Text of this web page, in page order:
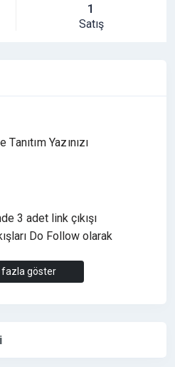
1
Satış
Yazınızı
3 adet link çıkışı
Do Follow olarak
Yasa dışı olan sitelerin
her hangi bir sorun
yıl yayında kalmaktadır.
fazla göster